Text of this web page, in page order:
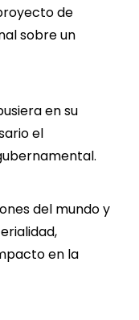
de
sobre un
en su
el
del mundo y
en la